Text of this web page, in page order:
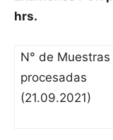
hrs.
N° de Muestras
procesadas
(21.09.2021)